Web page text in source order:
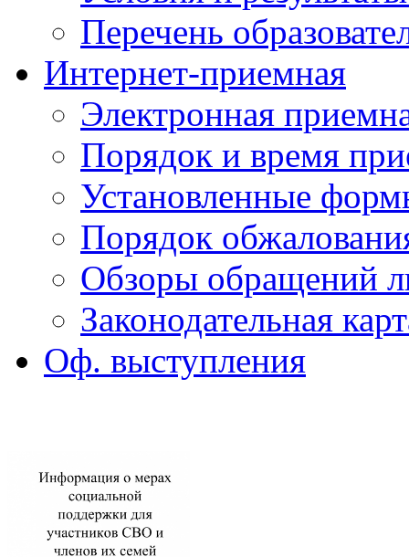
Перечень
Интернет-приемная
Электронная
Порядок и время
Установленные
Порядок
Обзоры обращений
Законодательная
Оф. выступления